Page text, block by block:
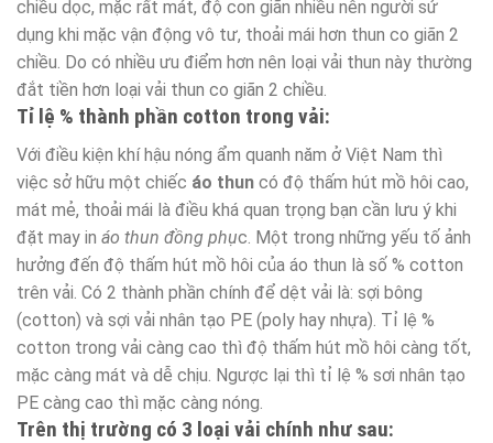
chiều dọc, mặc rất mát, độ con giãn nhiều nên người sử
dụng khi mặc vận động vô tư, thoải mái hơn thun co giãn 2
chiều. Do có nhiều ưu điểm hơn nên loại vải thun này thường
đắt tiền hơn loại vải thun co giãn 2 chiều.
Tỉ lệ % thành phần cotton trong vải:
Với điều kiện khí hậu nóng ẩm quanh năm ở Việt Nam thì
việc sở hữu một chiếc áo thun có độ thấm hút mồ hôi cao,
mát mẻ, thoải mái là điều khá quan trọng bạn cần lưu ý khi
đặt may in áo thun đồng phục. Một trong những yếu tố ảnh
hưởng đến độ thấm hút mồ hôi của áo thun là số % cotton
trên vải. Có 2 thành phần chính để dệt vải là: sợi bông
(cotton) và sợi vải nhân tạo PE (poly hay nhựa). Tỉ lệ %
cotton trong vải càng cao thì độ thấm hút mồ hôi càng tốt,
mặc càng mát và dễ chịu. Ngược lại thì tỉ lệ % sơi nhân tạo
PE càng cao thì mặc càng nóng.
Trên thị trường có 3 loại vải chính như sau: